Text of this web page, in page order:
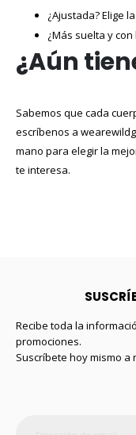
¿Ajustada? Elige
¿Más suelta y
¿Aún
Sabemos que cada
escríbenos a
mano para elegir la
te interesa.
Recibe toda la
promociones.
Suscríbete hoy mismo